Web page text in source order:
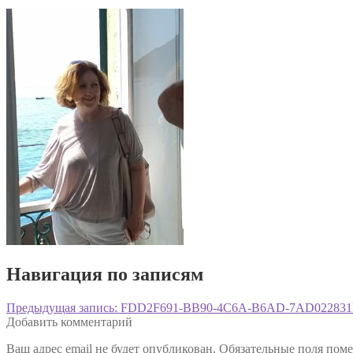
Навигация по записям
Предыдущая запись: FDD2F691-BB90-4C6A-B6AD-
Добавить комментарий
Ваш адрес email не будет опубликован. Обязательные поля